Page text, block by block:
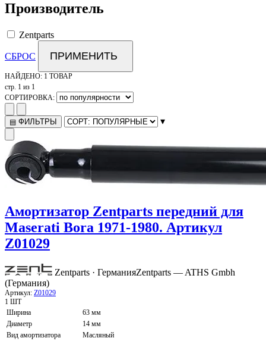
Производитель
Zentparts
СБРОС ПРИМЕНИТЬ
НАЙДЕНО: 1 ТОВАР
стр. 1 из 1
СОРТИРОВКА:
▤ ФИЛЬТРЫ ▾
Амортизатор Zentparts передний для
Maserati Bora 1971-1980. Артикул
Z01029
Zentparts · ГерманияZentparts — ATHS Gmbh
(Германия)
Артикул: Z01029
1 ШТ
Ширина
63 мм
Диаметр
14 мм
Вид амортизатора
Масляный